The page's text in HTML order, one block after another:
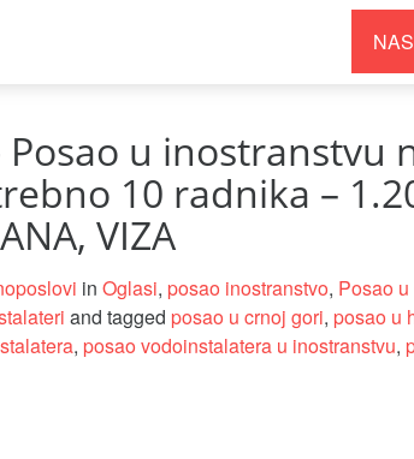
Posao u inostranstvu
10 radnika –
VIZA
in Oglasi, posao inostranstvo, Posao
and tagged posao u crnoj gori, posao u
, posao vodoinstalatera u inostranstvu,